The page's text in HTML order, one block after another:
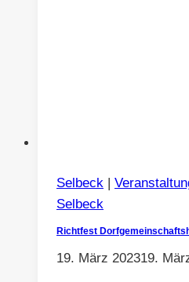
Selbeck |
Selbeck
Richtfest
19. März 202319.